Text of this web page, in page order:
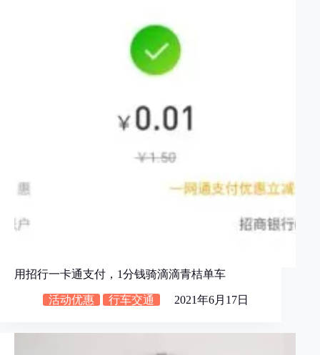
用招行一卡通支付，1分钱骑滴滴青桔单车
活动优惠 行车交通 2021年6月17日